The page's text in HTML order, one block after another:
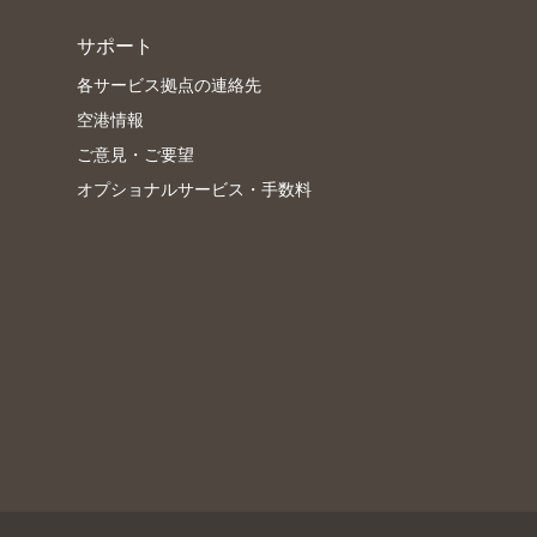
サポート
各サービス拠点の連絡先
空港情報
ご意見・ご要望
オプショナルサービス・手数料